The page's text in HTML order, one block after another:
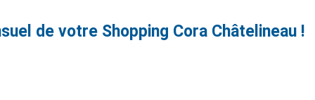
de votre Shopping Cora Châtelineau !